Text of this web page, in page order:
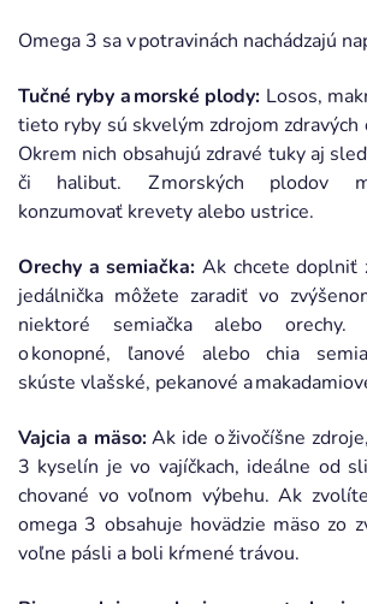
Omega 3 sa v potravinách nachádzajú
Tučné ryby a morské plody: Losos,
tieto ryby sú skvelým zdrojom zdravých
Okrem nich obsahujú zdravé tuky aj
či halibut. Z morských plodov
konzumovať krevety alebo ustrice.
Orechy a semiačka: Ak chcete doplniť
jedálnička môžete zaradiť vo
niektoré semiačka alebo orechy.
o konopné, ľanové alebo chia
skúste vlašské, pekanové a
Vajcia a mäso:Ak ide o živočíšne
3 kyselín je vo vajíčkach, ideálne od
chované vo voľnom výbehu. Ak
omega 3 obsahuje hovädzie mäso zo
voľne pásli a boli kŕmené trávou.